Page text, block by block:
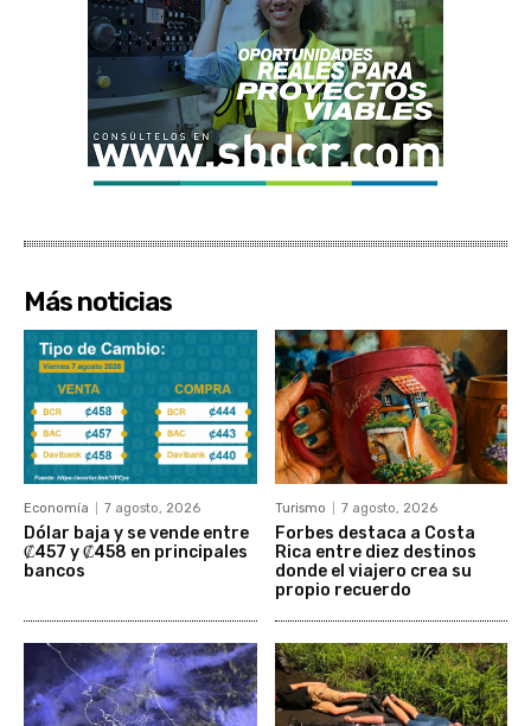
Más noticias
Economía 7 agosto, 2026
Dólar baja y se vende entre
₡457 y ₡458 en principales
bancos
Turismo 7 agosto, 2026
Forbes destaca a Costa
Rica entre diez destinos
donde el viajero crea su
propio recuerdo